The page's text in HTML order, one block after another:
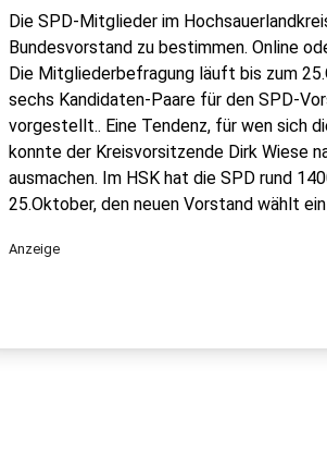
Die SPD-Mitglieder im
Bundesvorstand zu bestimmen. Online
Die Mitgliederbefragung läuft bis zum
sechs Kandidaten-Paare für den SPD-
vorgestellt.. Eine Tendenz, für wen sich
konnte der Kreisvorsitzende Dirk Wiese
ausmachen. Im HSK hat die SPD rund
25.Oktober, den neuen Vorstand wählt
Anzeige